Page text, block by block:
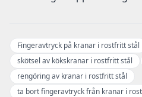
Fingeravtryck på kranar i rostfritt stål
skötsel av kökskranar i rostfritt stål
rengöring av kranar i rostfritt stål
ta bort fingeravtryck från kranar i